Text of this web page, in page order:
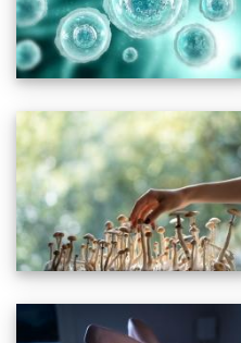
enfants :
à pharmacie
?
:
meilleurs
?
une otite
?